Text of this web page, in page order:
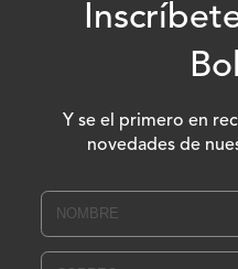
Y se el primero en
novedades de